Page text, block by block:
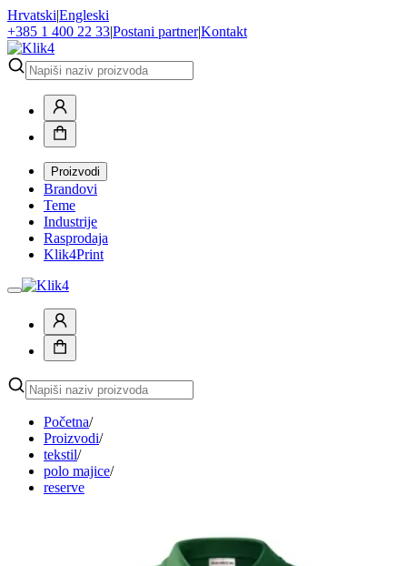
Hrvatski|Engleski
+385 1 400 22 33|Postani partner|Kontakt
Proizvodi
Brandovi
Teme
Industrije
Rasprodaja
Klik4Print
Početna/
Proizvodi/
tekstil/
polo majice/
reserve